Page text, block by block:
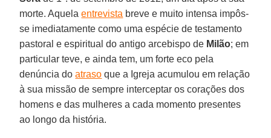
morte. Aquelaentrevista breve e muito intensa impôs-
se imediatamente como uma espécie de testamento
pastoral e espiritual do antigo arcebispo de Milão; em
particular teve, e ainda tem, um forte eco pela
denúncia doatraso que a Igreja acumulou em relação
à sua missão de sempre interceptar os corações dos
homens e das mulheres a cada momento presentes
ao longo da história.